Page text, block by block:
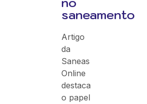
saneamento
Artigo
da
Saneas
Online
destaca
o papel